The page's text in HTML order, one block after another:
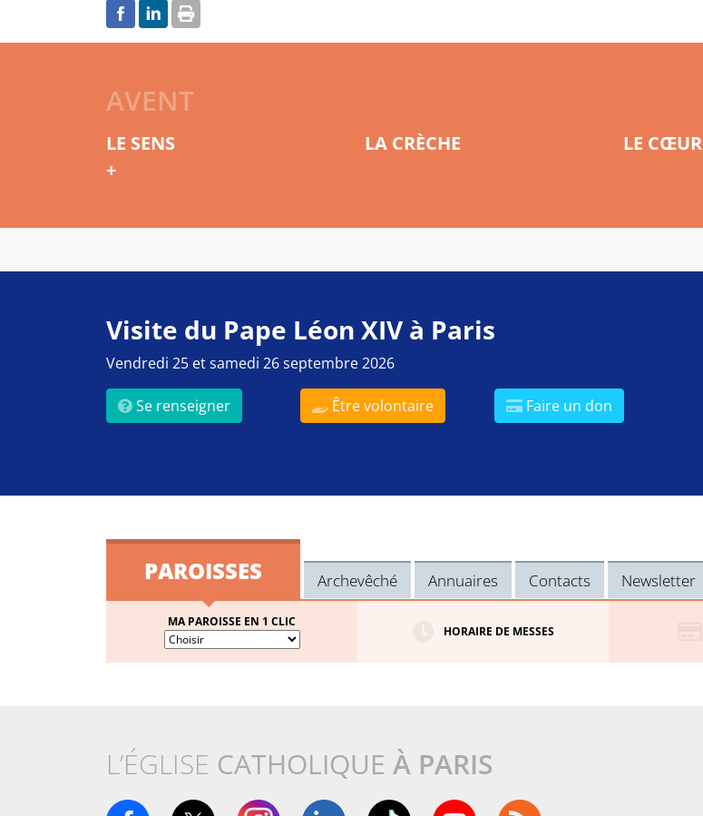
AVENT
LE SENS LA CRÈCHE LE CŒUR
+
Visite du Pape Léon XIV à Paris
Vendredi 25 et samedi 26 septembre 2026
Se renseigner Être volontaire Faire un don
PAROISSES Archevêché Annuaires Contacts Newsletter
MA PAROISSE EN 1 CLIC
HORAIRE DE MESSES
L’ÉGLISE CATHOLIQUE À PARIS